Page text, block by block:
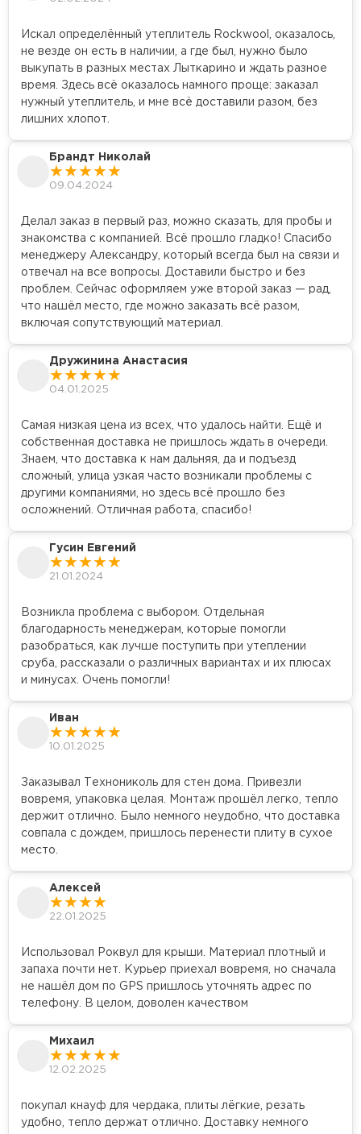
Искал определённый утеплитель Rockwool, оказалось,
не везде он есть в наличии, а где был, нужно было
выкупать в разных местах Лыткарино и ждать разное
время. Здесь всё оказалось намного проще: заказал
нужный утеплитель, и мне всё доставили разом, без
лишних хлопот.
Брандт Николай
09.04.2024
Делал заказ в первый раз, можно сказать, для пробы и
знакомства с компанией. Всё прошло гладко! Спасибо
менеджеру Александру, который всегда был на связи и
отвечал на все вопросы. Доставили быстро и без
проблем. Сейчас оформляем уже второй заказ — рад,
что нашёл место, где можно заказать всё разом,
включая сопутствующий материал.
Дружинина Анастасия
04.01.2025
Самая низкая цена из всех, что удалось найти. Ещё и
собственная доставка не пришлось ждать в очереди.
Знаем, что доставка к нам дальняя, да и подъезд
сложный, улица узкая часто возникали проблемы с
другими компаниями, но здесь всё прошло без
осложнений. Отличная работа, спасибо!
Гусин Евгений
21.01.2024
Возникла проблема с выбором. Отдельная
благодарность менеджерам, которые помогли
разобраться, как лучше поступить при утеплении
сруба, рассказали о различных вариантах и их плюсах
и минусах. Очень помогли!
Иван
10.01.2025
Заказывал Технониколь для стен дома. Привезли
вовремя, упаковка целая. Монтаж прошёл легко, тепло
держит отлично. Было немного неудобно, что доставка
совпала с дождем, пришлось перенести плиту в сухое
место.
Алексей
22.01.2025
Использовал Роквул для крыши. Материал плотный и
запаха почти нет. Курьер приехал вовремя, но сначала
не нашёл дом по GPS пришлось уточнять адрес по
телефону. В целом, доволен качеством
Михаил
12.02.2025
покупал кнауф для чердака, плиты лёгкие, резать
удобно, тепло держат отлично. Доставку немного